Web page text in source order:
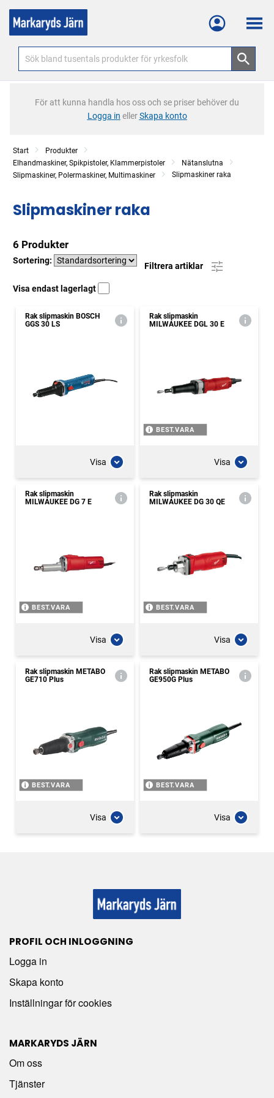
Meny
För att kunna handla hos oss och se priser behöver du
Logga in ellerSkapa konto
Start
Produkter
Elhandmaskiner, Spikpistoler, Klammerpistoler
Nätanslutna
Slipmaskiner, Polermaskiner, Multimaskiner
Slipmaskiner raka
Slipmaskiner raka
6 Produkter
Sortering:
Filtrera artiklar
Visa endast lagerlagt
Rak slipmaskin BOSCH
GGS 30 LS
Visa
Rak slipmaskin
MILWAUKEE DGL 30 E
BEST.VARA
Visa
Rak slipmaskin
MILWAUKEE DG 7 E
BEST.VARA
Visa
Rak slipmaskin
MILWAUKEE DG 30 QE
BEST.VARA
Visa
Rak slipmaskin METABO
GE710 Plus
BEST.VARA
Visa
Rak slipmaskin METABO
GE950G Plus
BEST.VARA
Visa
PROFIL OCH INLOGGNING
Logga in
Skapa konto
Inställningar för cookies
MARKARYDS JÄRN
Om oss
Tjänster